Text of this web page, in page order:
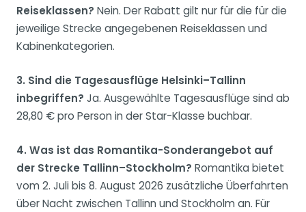
Reiseklassen? Nein. Der Rabatt gilt nur für die für die
jeweilige Strecke angegebenen Reiseklassen und
Kabinenkategorien.
3. Sind die Tagesausflüge Helsinki–Tallinn
inbegriffen? Ja. Ausgewählte Tagesausflüge sind ab
28,80 € pro Person in der Star-Klasse buchbar.
4. Was ist das Romantika-Sonderangebot auf
der Strecke Tallinn–Stockholm? Romantika bietet
vom 2. Juli bis 8. August 2026 zusätzliche Überfahrten
über Nacht zwischen Tallinn und Stockholm an. Für